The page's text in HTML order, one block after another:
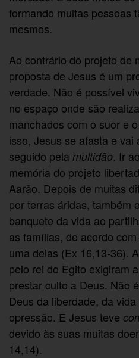
formando muitas pessoas
mesmos.
Ao contrário do projeto de
proposta de Jesus é um
verdade. Não é possível
no espaço onde são
manchados com o suor e
isso, Jesus se afasta e
seguido pelamultidão. Ir
memória do projeto
Aarão. Depois de muitas
por terras áridas, também
banquete da vida ao
as famílias, de acordo
uma delas (Ex 16,13-36).
pelo rei do Egito exigiram
prestar culto a Deus. Não
Deus da liberdade, da
opressão. E Jesus teve
devido às suas muitas
14,14).